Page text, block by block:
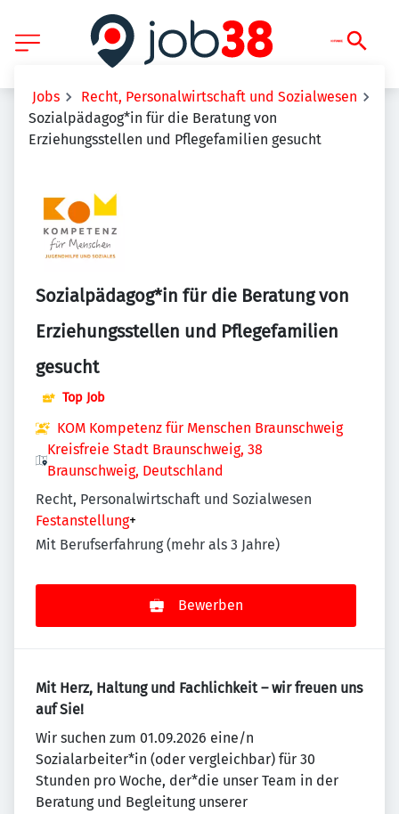
Jobs
Recht, Personalwirtschaft und Sozialwesen
Sozialpädagog*in für die Beratung von
Erziehungsstellen und Pflegefamilien gesucht
Sozialpädagog*in für die Beratung von
Erziehungsstellen und Pflegefamilien
gesucht
Top Job
KOM Kompetenz für Menschen Braunschweig
Kreisfreie Stadt Braunschweig, 38
Braunschweig, Deutschland
Recht, Personalwirtschaft und Sozialwesen
Festanstellung+
Mit Berufserfahrung (mehr als 3 Jahre)
Bewerben
Mit Herz, Haltung und Fachlichkeit – wir freuen uns
auf Sie!
Wir suchen zum 01.09.2026 eine/n
Sozialarbeiter*in (oder vergleichbar) für 30
Stunden pro Woche, der*die unser Team in der
Beratung und Begleitung unserer